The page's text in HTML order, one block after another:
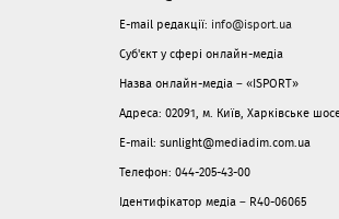
E-mail редакції: info@isport.ua
Суб'єкт у сфері онлайн-медіа
Назва онлайн-медіа – «ISPORT»
Адреса: 02091, м. Київ, Харківське
E-mail: sunlight@mediadim.com.ua
Телефон: 044-205-43-00
Ідентифікатор медіа – R40-06065